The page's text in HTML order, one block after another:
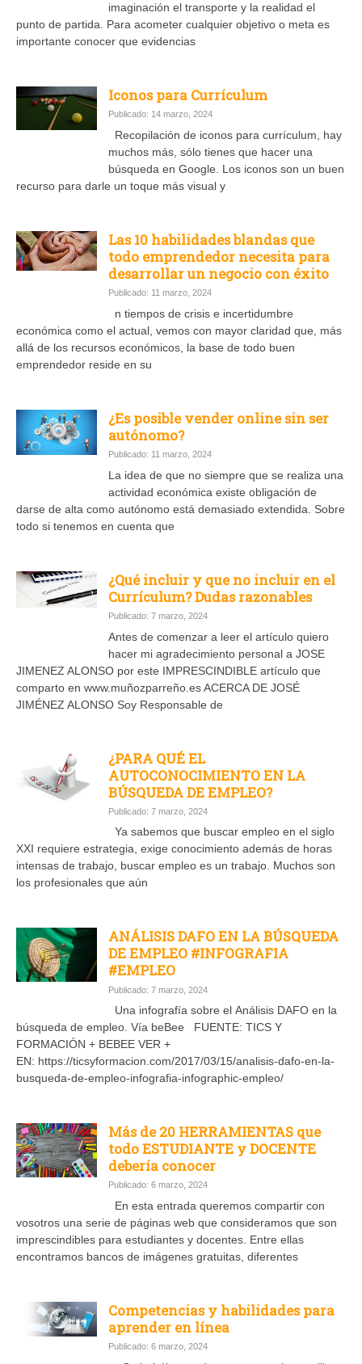
imaginación el transporte y la realidad el
punto de partida. Para acometer cualquier objetivo o meta es
importante conocer que evidencias
Iconos para Currículum
Publicado: 14 marzo, 2024
Recopilación de iconos para currículum, hay
muchos más, sólo tienes que hacer una
búsqueda en Google. Los iconos son un buen
recurso para darle un toque más visual y
Las 10 habilidades blandas que
todo emprendedor necesita para
desarrollar un negocio con éxito
Publicado: 11 marzo, 2024
n tiempos de crisis e incertidumbre
económica como el actual, vemos con mayor claridad que, más
allá de los recursos económicos, la base de todo buen
emprendedor reside en su
¿Es posible vender online sin ser
autónomo?
Publicado: 11 marzo, 2024
La idea de que no siempre que se realiza una
actividad económica existe obligación de
darse de alta como autónomo está demasiado extendida. Sobre
todo si tenemos en cuenta que
¿Qué incluir y que no incluir en el
Currículum? Dudas razonables
Publicado: 7 marzo, 2024
Antes de comenzar a leer el artículo quiero
hacer mi agradecimiento personal a JOSE
JIMENEZ ALONSO por este IMPRESCINDIBLE artículo que
comparto en www.muñozparreño.es ACERCA DE JOSÉ
JIMÉNEZ ALONSO Soy Responsable de
¿PARA QUÉ EL
AUTOCONOCIMIENTO EN LA
BÚSQUEDA DE EMPLEO?
Publicado: 7 marzo, 2024
Ya sabemos que buscar empleo en el siglo
XXI requiere estrategia, exige conocimiento además de horas
intensas de trabajo, buscar empleo es un trabajo. Muchos son
los profesionales que aún
ANÁLISIS DAFO EN LA BÚSQUEDA
DE EMPLEO #INFOGRAFIA
#EMPLEO
Publicado: 7 marzo, 2024
Una infografía sobre el Análisis DAFO en la
búsqueda de empleo. Vía beBee FUENTE: TICS Y
FORMACIÓN + BEBEE VER +
EN: https://ticsyformacion.com/2017/03/15/analisis-dafo-en-la-
busqueda-de-empleo-infografia-infographic-empleo/
Más de 20 HERRAMIENTAS que
todo ESTUDIANTE y DOCENTE
debería conocer
Publicado: 6 marzo, 2024
En esta entrada queremos compartir con
vosotros una serie de páginas web que consideramos que son
imprescindibles para estudiantes y docentes. Entre ellas
encontramos bancos de imágenes gratuitas, diferentes
Competencias y habilidades para
aprender en línea
Publicado: 6 marzo, 2024